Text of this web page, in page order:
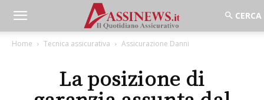
Home Tecnica assicurativa Assicurazione Danni
La posizione di